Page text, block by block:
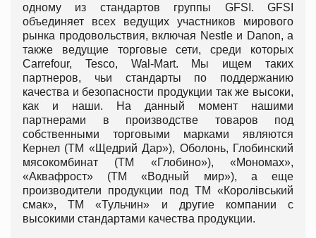
одному из стандартов группы GFSI. GFSI
объединяет всех ведущих участников мирового
рынка продовольствия, включая Nestle и Danon, а
также ведущие торговые сети, среди которых
Carrefour, Tesco, Wal-Mart. Мы ищем таких
партнеров, чьи стандарты по поддержанию
качества и безопасности продукции так же высоки,
как и наши. На данный момент нашими
партнерами в производстве товаров под
собственными торговыми марками являются
Кернел (ТМ «Щедрий Дар»), Оболонь, Глобинский
мясокомбинат (ТМ «Глобино»), «Мономах»,
«Аквафрост» (ТМ «Водный мир»), а еще
производители продукции под ТМ «Королівський
смак», ТМ «Тульчин» и другие компании с
высокими стандартами качества продукции.